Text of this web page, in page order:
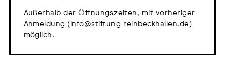
Außerhalb der Öffnungszeiten, mit vorheriger
Anmeldung (info@stiftung-reinbeckhallen.de)
möglich.